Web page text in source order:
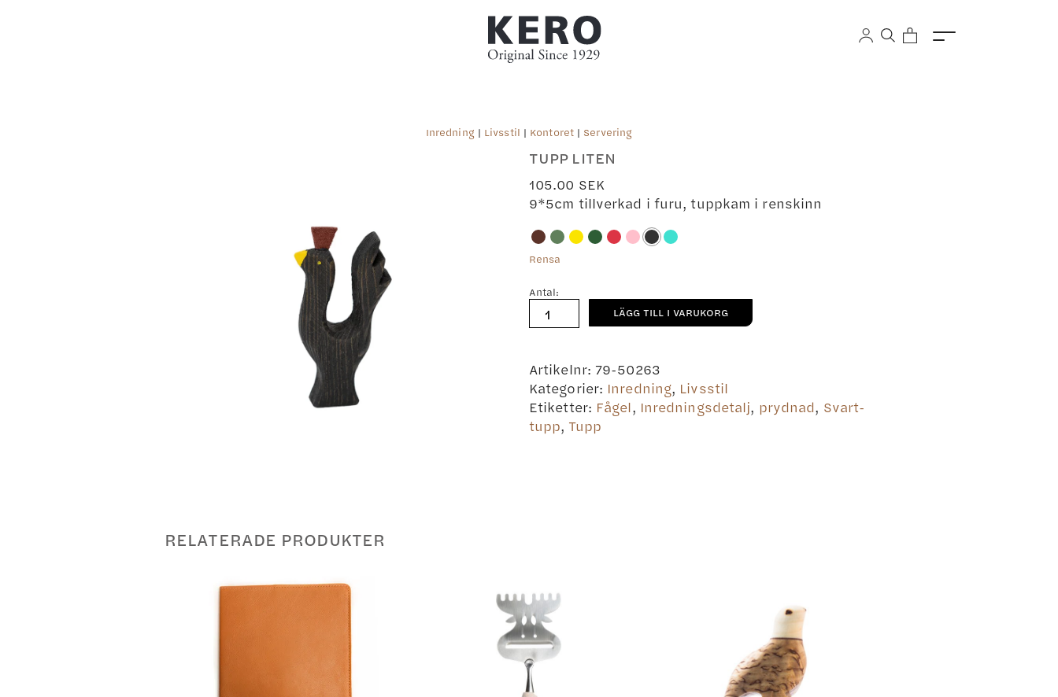
Inredning | Livsstil | Kontoret| Servering
TUPP LITEN
105.00 SEK
9*5cm tillverkad i furu, tuppkam i renskinn
Rensa
Antal:
Tupp
liten
LÄGG TILL I VARUKORG
Artikelnr: 79-50263
Kategorier: Inredning, Livsstil
Etiketter: Fågel, Inredningsdetalj, prydnad, Svart-
tupp, Tupp
RELATERADE PRODUKTER